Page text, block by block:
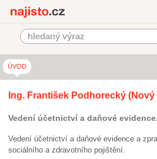
ÚVOD
Ing. František Podhorecký
Vedení účetnictví a daňové evidence.
Vedení účetnictví a daňové evidence a
sociálního a zdravotního pojištění.